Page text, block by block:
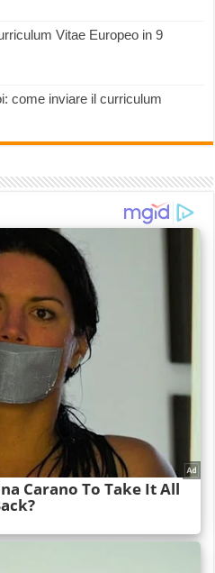
Vitae Europeo in 9
come inviare il curriculum